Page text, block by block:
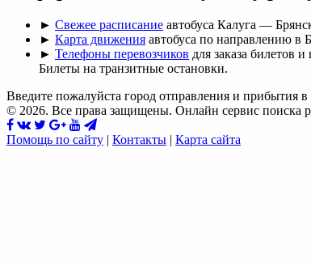
► Свежее расписание автобуса Калуга —
► Карта движения автобуса по направлению в
► Телефоны перевозчиков для заказа билетов
Билеты на транзитные остановки.
Введите пожалуйста город отправления и прибытия
© 2026. Все права защищены. Онлайн сервис поиска
Помощь по сайту | Контакты | Карта сайта